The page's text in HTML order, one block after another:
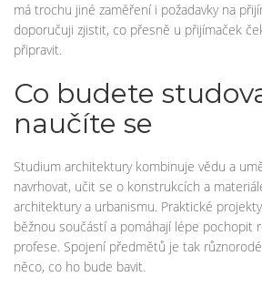
má trochu jiné zaměření i požadavky na
doporučuji zjistit, co přesně u přijímaček
připravit.
Co budete
naučíte se
Studium architektury kombinuje vědu a
navrhovat, učit se o konstrukcích a
architektury a urbanismu. Praktické
běžnou součástí a pomáhají lépe pochopit
profese. Spojení předmětů je tak
něco, co ho bude bavit.